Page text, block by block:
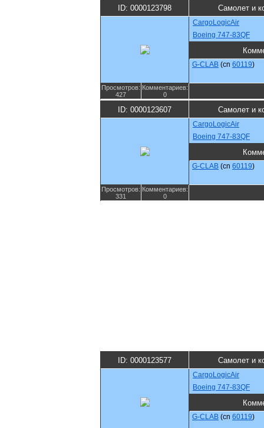
ID: 0000123798 Самолет и
CargoLogicAir
Boeing 747-83QF
G-CLAB (cn 60119)
Просмотров:
427
Комментариев:
0
ID: 0000123607 Самолет и
CargoLogicAir
Boeing 747-83QF
G-CLAB (cn 60119)
Просмотров:
331
Комментариев:
0
ID: 0000123577 Самолет и
CargoLogicAir
Boeing 747-83QF
G-CLAB (cn 60119)